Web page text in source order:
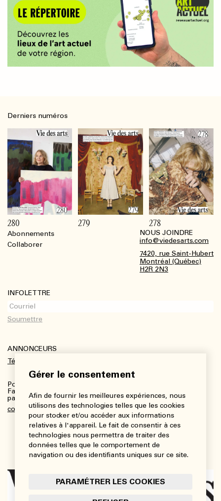
Gérer le consentement
Afin de fournir les meilleures expériences, nous
utilisons des technologies telles que les cookies
pour stocker et/ou accéder aux informations
relatives à l'appareil. Le fait de consentir à ces
technologies nous permettra de traiter des
données telles que le comportement de
navigation ou des identifiants uniques sur ce site.
PARAMÉTRER LES COOKIES
Abonnements
Collaborer
NOUS JOINDRE
info@viedesarts.com
7420, rue Saint-Hubert
Montréal (Québec)
H2R 2N3
INFOLETTRE
ANNONCEURS
Télécharger le kit média
Pour plus de renseignements :
Fanny Charbonneau, Responsable des communications,
partenariats et publicités
communications@viedesarts.com
Derniers numéros
280 279 278